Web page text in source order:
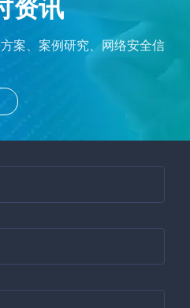
资讯
案、案例研究、
网络安全信